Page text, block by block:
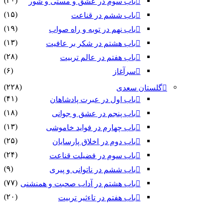
باب ششم در قناعت
(۱۵)
باب نهم در توبه و راه صواب
(۱۹)
باب هشتم در شکر بر عافیت
(۱۳)
باب هفتم در عالم تربیت
(۲۸)
سرآغاز
(۶)
گلستان سعدی
(۲۲۸)
باب اول در عبرت پادشاهان
(۴۱)
باب پنجم در عشق و جوانى
(۱۸)
باب چهارم در فواید خاموشى
(۱۳)
باب دوم در اخلاق پارسایان
(۲۵)
باب سوم در فضیلت قناعت
(۲۴)
باب ششم در ناتوانى و پیرى
(۹)
باب هشتم در آداب صحبت و همنشنى (۷۷)
باب هفتم در تاءثیر تربیت
(۲۰)